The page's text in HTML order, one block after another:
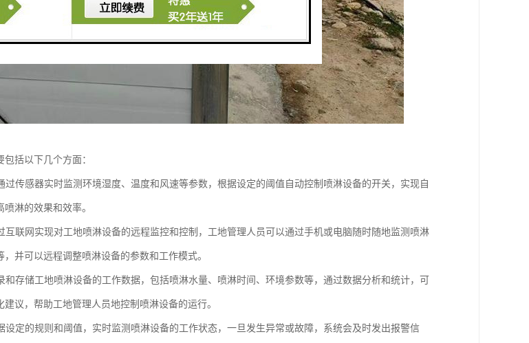
括以下几个方面：
过传感器实时监测环境湿度、温度和风速等参数，根据设定的阈值自动控制喷淋设备的开关，实现自
淋的效果和效率。
互联网实现对工地喷淋设备的远程监控和控制，工地管理人员可以通过手机或电脑随时随地监测喷淋
并可以远程调整喷淋设备的参数和工作模式。
存储工地喷淋设备的工作数据，包括喷淋水量、喷淋时间、环境参数等，通过数据分析和统计，可
议，帮助工地管理人员地控制喷淋设备的运行。
设定的规则和阈值，实时监测喷淋设备的工作状态，一旦发生异常或故障，系统会及时发出报警信